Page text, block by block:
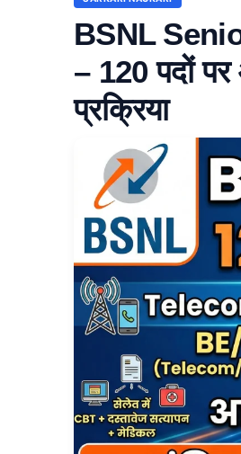
BSNL
– 120 पदों
प्रक्रिया